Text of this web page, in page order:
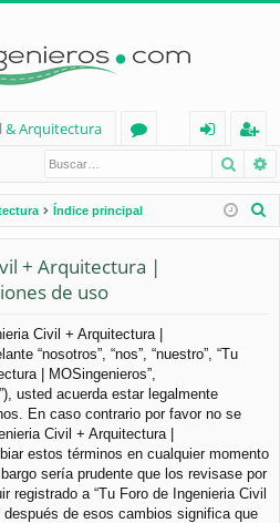
& Arquitectura
os
nt
ifi
eg
ist
ra
Índice principal
+ Arquitectura |
de uso
Civil + Arquitectura |
“nosotros”, “nos”, “nuestro”, “Tu
| MOSingenieros”,
usted acuerda estar legalmente
En caso contrario por favor no se
Civil + Arquitectura |
estos términos en cualquier momento
sería prudente que los revisase por
registrado a “Tu Foro de Ingenieria Civil
después de esos cambios significa que